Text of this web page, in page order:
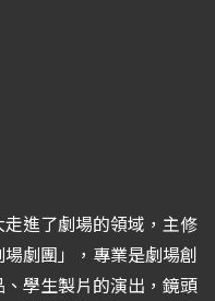
進了劇場的領域，主修
劇團」，專業是劇場創
學生製片的演出，鏡頭